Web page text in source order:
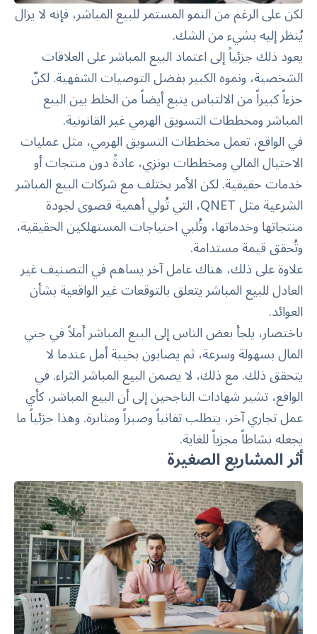
لكن على الرغم من النمو المستمر للبيع المباشر، فإنه لا يزال
يُنظر إليه بشيء من الشك.
يعود ذلك جزئياً إلى اعتماد البيع المباشر على العلاقات
الشخصية، ونموه الكبير بفضل التوصيات الشفهية. لكنّ
جزءاً كبيراً من الالتباس ينبع أيضاً من الخلط بين البيع
المباشر ومخططات التسويق الهرمي غير القانونية.
في الواقع، تعمل مخططات التسويق الهرمي، مثل عمليات
الاحتيال المالي ومخططات بونزي، عادةً دون منتجات أو
خدمات حقيقية. لكن الأمر يختلف مع شركات البيع المباشر
الشرعية مثل QNET، التي تُولي أهمية قصوى لجودة
منتجاتها وخدماتها، وتُلبي احتياجات المستهلكين الحقيقية،
وتُحقق قيمة مستدامة.
علاوة على ذلك، هناك عامل آخر يساهم في التصنيف غير
العادل للبيع المباشر يتعلق بالتوقعات غير الواقعية بشأن
العوائد.
باختصار، يلجأ بعض الناس إلى البيع المباشر أملاً في جني
المال بسهولة وسرعة، ثم يصابون بخيبة أمل عندما لا
يتحقق ذلك. مع ذلك، لا يضمن البيع المباشر الثراء. في
الواقع، تشير شهادات الناجحين إلى أن البيع المباشر، كأي
عمل تجاري آخر، يتطلب تفانياً وصبراً ومثابرة. وهذا جزئياً ما
يجعله نشاطاً مجزياً للغاية.
أثر المشاريع الصغيرة